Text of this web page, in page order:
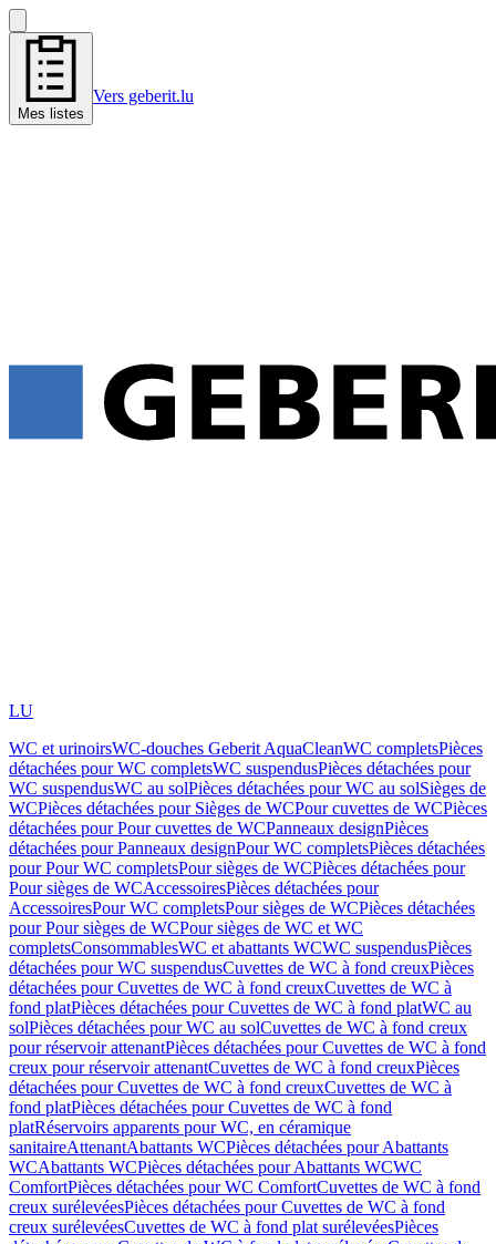
Mes listes
Vers geberit.lu
LU
WC et urinoirsWC-douches Geberit AquaCleanWC completsPièces
détachées pour WC completsWC suspendusPièces détachées pour
WC suspendusWC au solPièces détachées pour WC au solSièges de
WCPièces détachées pour Sièges de WCPour cuvettes de WCPièces
détachées pour Pour cuvettes de WCPanneaux designPièces
détachées pour Panneaux designPour WC completsPièces détachées
pour Pour WC completsPour sièges de WCPièces détachées pour
Pour sièges de WCAccessoiresPièces détachées pour
AccessoiresPour WC completsPour sièges de WCPièces détachées
pour Pour sièges de WCPour sièges de WC et WC
completsConsommablesWC et abattants WCWC suspendusPièces
détachées pour WC suspendusCuvettes de WC à fond creuxPièces
détachées pour Cuvettes de WC à fond creuxCuvettes de WC à
fond platPièces détachées pour Cuvettes de WC à fond platWC au
solPièces détachées pour WC au solCuvettes de WC à fond creux
pour réservoir attenantPièces détachées pour Cuvettes de WC à fond
creux pour réservoir attenantCuvettes de WC à fond creuxPièces
détachées pour Cuvettes de WC à fond creuxCuvettes de WC à
fond platPièces détachées pour Cuvettes de WC à fond
platRéservoirs apparents pour WC, en céramique
sanitaireAttenantAbattants WCPièces détachées pour Abattants
WCAbattants WCPièces détachées pour Abattants WCWC
ComfortPièces détachées pour WC ComfortCuvettes de WC à fond
creux surélevéesPièces détachées pour Cuvettes de WC à fond
creux surélevéesCuvettes de WC à fond plat surélevéesPièces